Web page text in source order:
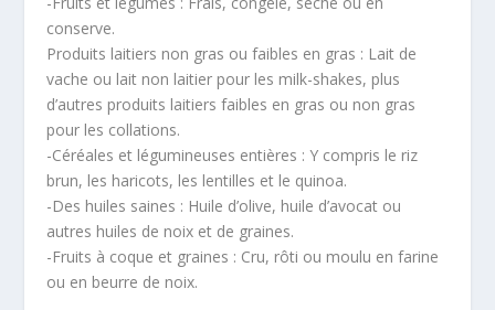
conserve.
Produits laitiers non gras ou faibles en gras : Lait de
vache ou lait non laitier pour les milk-shakes, plus
d’autres produits laitiers faibles en gras ou non gras
pour les collations.
-Céréales et légumineuses entières : Y compris le riz
brun, les haricots, les lentilles et le quinoa.
-Des huiles saines : Huile d’olive, huile d’avocat ou
autres huiles de noix et de graines.
-Fruits à coque et graines : Cru, rôti ou moulu en farine
ou en beurre de noix.